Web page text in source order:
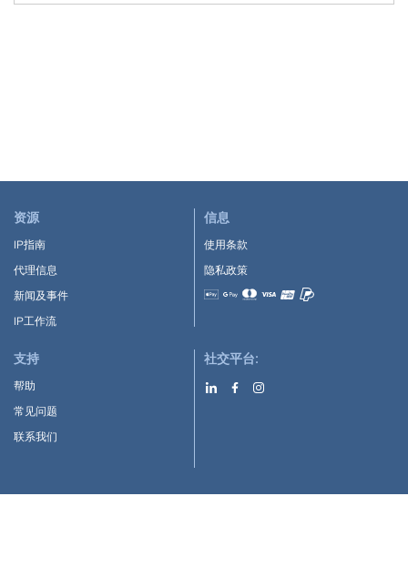
资源
IP指南
代理信息
新闻及事件
IP工作流
信息
使用条款
隐私政策
Accepted payment methods
支持
帮助
常见问题
联系我们
社交平台: